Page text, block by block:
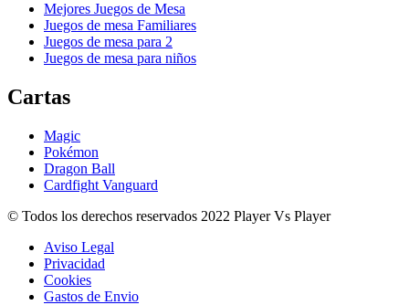
Mejores Juegos de Mesa
Juegos de mesa Familiares
Juegos de mesa para 2
Juegos de mesa para niños
Cartas
Magic
Pokémon
Dragon Ball
Cardfight Vanguard
© Todos los derechos reservados 2022 Player Vs Player
Aviso Legal
Privacidad
Cookies
Gastos de Envio